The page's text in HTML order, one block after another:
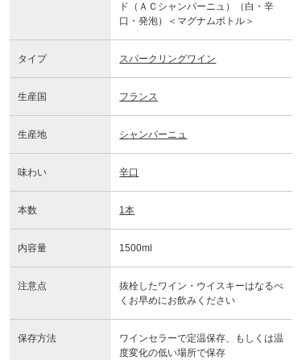
ド（ＡＣシャンパーニュ）（白・辛
口・発泡）＜マグナムボトル＞
タイプ スパークリングワイン
生産国 フランス
生産地 シャンパーニュ
味わい 辛口
本数 1本
内容量 1500ml
注意点
抜栓したワイン・ウイスキーはなるべ
くお早めにお飲みください
保存方法
ワインセラーで定温保存、もしくは温
度変化の低い場所で保存